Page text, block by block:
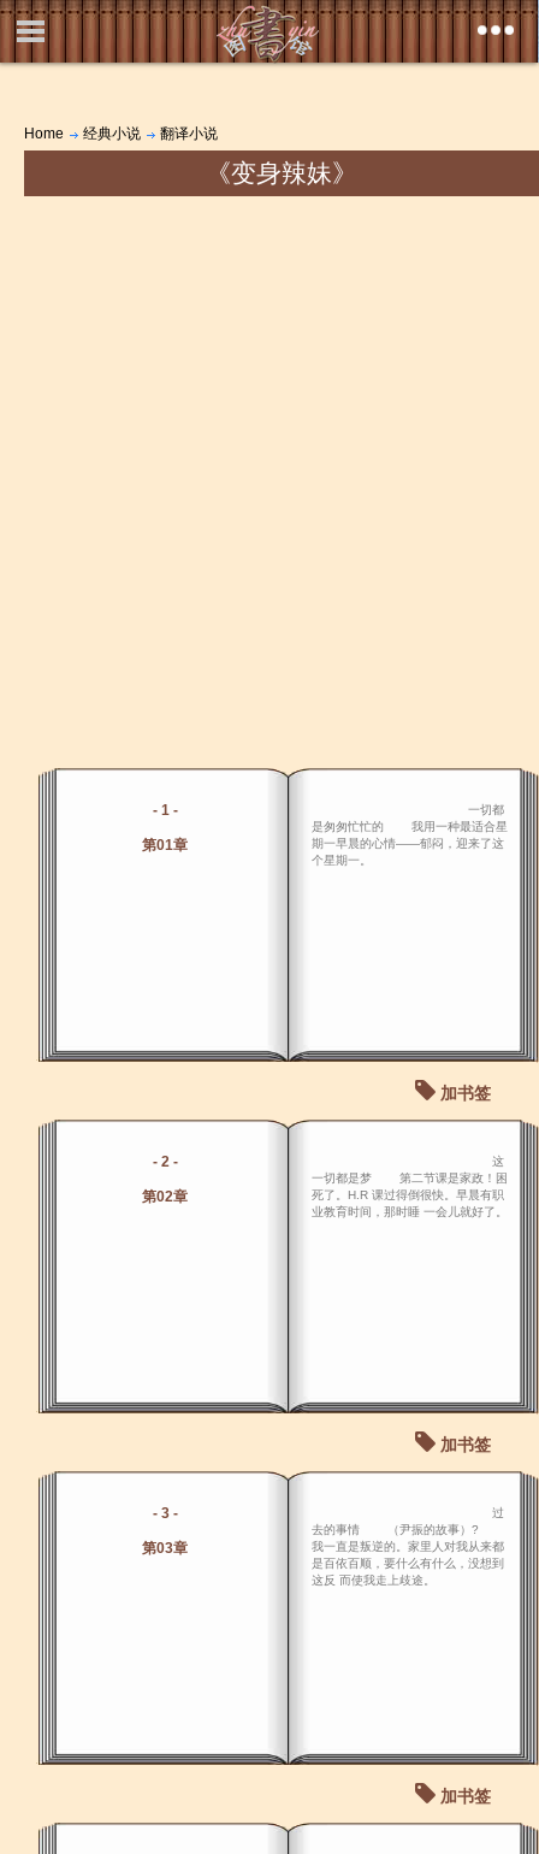
Home 经典小说 翻译小说
《变身辣妹》
- 1 -
第01章
一切都
是匆匆忙忙的 我用一种最适合星
期一早晨的心情――郁闷，迎来了这
个星期一。
加书签
- 2 -
第02章
这
一切都是梦 第二节课是家政！困
死了。H.R 课过得倒很快。早晨有职
业教育时间，那时睡 一会儿就好了。
加书签
- 3 -
第03章
过
去的事情 （尹振的故事）?
我一直是叛逆的。家里人对我从来都
是百依百顺，要什么有什么，没想到
这反 而使我走上歧途。
加书签